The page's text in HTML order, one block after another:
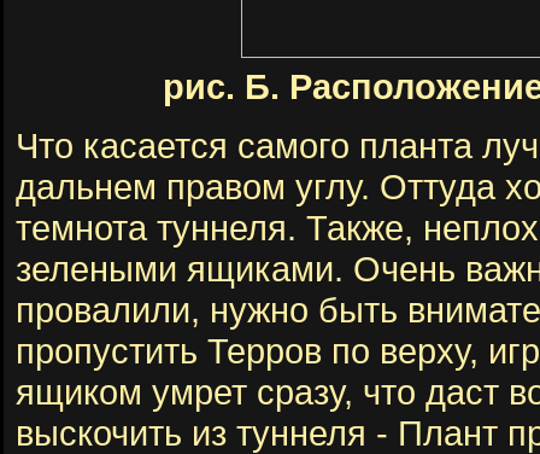
рис. Б.
Что касается самого планта
дальнем правом углу. Оттуда
темнота туннеля. Также,
зелеными ящиками. Очень
провалили, нужно быть
пропустить Терров по верху,
ящиком умрет сразу, что даст
выскочить из туннеля - Плант